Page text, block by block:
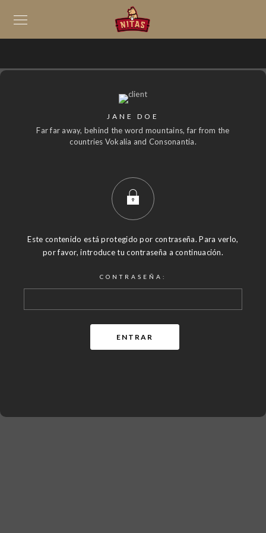
JANE DOE
Far far away, behind the word mountains, far from the
countries Vokalia and Consonantia.
Este contenido está protegido por contraseña. Para verlo,
por favor, introduce tu contraseña a continuación.
CONTRASEÑA: